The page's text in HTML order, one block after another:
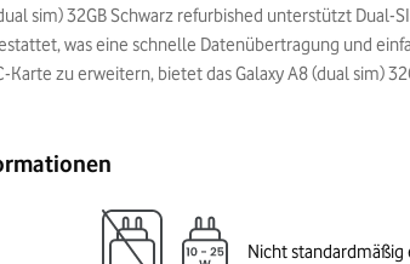
sim) 32GB Schwarz refurbished unterstützt
was eine schnelle Datenübertragung und
Karte zu erweitern, bietet das Galaxy A8 (dual sim)
Nicht